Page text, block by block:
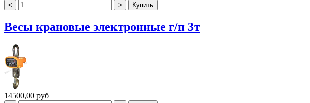
Весы крановые электронные г/п 3т
14500,00 руб